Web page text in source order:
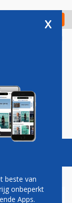
Check in
Vacatures
x
beste van
onbeperkt
Apps.